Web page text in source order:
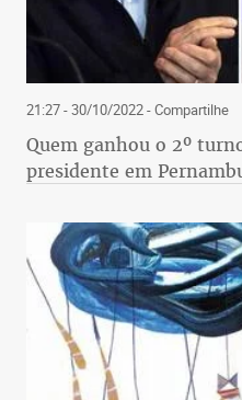
21:27 - 30/10/2022- Compartilhe
Quem ganhou o 2º
presidente em